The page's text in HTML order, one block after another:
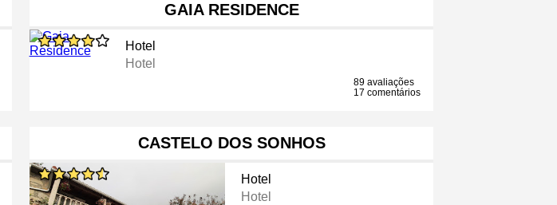
GAIA RESIDENCE
Hotel
Hotel
89 avaliações
17 comentários
CASTELO DOS SONHOS
Hotel
Hotel